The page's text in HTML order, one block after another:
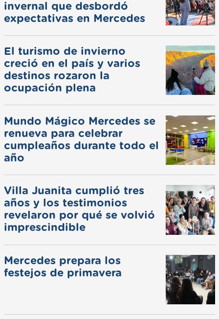
invernal que desbordó
expectativas en Mercedes
El turismo de invierno
creció en el país y varios
destinos rozaron la
ocupación plena
Mundo Mágico Mercedes se
renueva para celebrar
cumpleaños durante todo el
año
Villa Juanita cumplió tres
años y los testimonios
revelaron por qué se volvió
imprescindible
Mercedes prepara los
festejos de primavera